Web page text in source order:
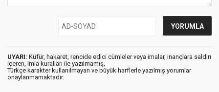
UYARI: Küfür, hakaret, rencide edici cümleler veya imalar, inançlara saldırı
içeren, imla kuralları ile yazılmamış,
Türkçe karakter kullanılmayan ve büyük harflerle yazılmış yorumlar
onaylanmamaktadır.